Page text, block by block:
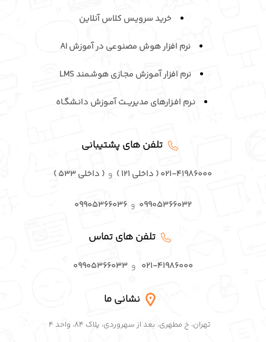
خرید سرویـس کلاس آنلاین
نرم افزار هوش مصنوعی در آموزش AI
نرم افزار آمـوزش مجـازی هوشـمند LMS
نـرم افـزارهای مدیریــت آمـوزش دانـشگـاه
تلفن های پشتیبانی
۰۲۱-۴۱۹۸۶۰۰۰ ( داخلی ۱۲۱ ) و ( داخلی ۵۳۳ )
۰۹۹۰۵۳۶۶۰۳۲ و۰۹۹۰۵۳۶۶۰۳۶
تلفن های تماس
۰۲۱-۴۱۹۸۶۰۰۰ و۰۹۹۰۵۳۶۶۰۳۳
نشانی ما
تهران، خ مطهری، بعد از سهروردی، پلاک ۸۴، واحد ۴